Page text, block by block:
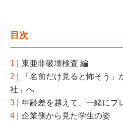
目次
1 |
東亜非破壊検査 編
2 |
「名前だけ見ると怖そう
社」へ
3 |
年齢差を越えて、一緒にプ
4 |
企業側から見た学生の姿